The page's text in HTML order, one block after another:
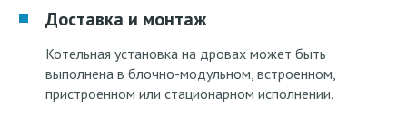
Доставка и монтаж
Котельная установка на дровах может быть
выполнена в блочно-модульном, встроенном,
пристроенном или стационарном исполнении.